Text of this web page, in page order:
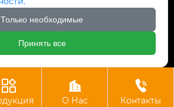
ООО Ханчжоу Ройал Упаковочное
 
О Нас

Контакты
Только необходимые
Принять все